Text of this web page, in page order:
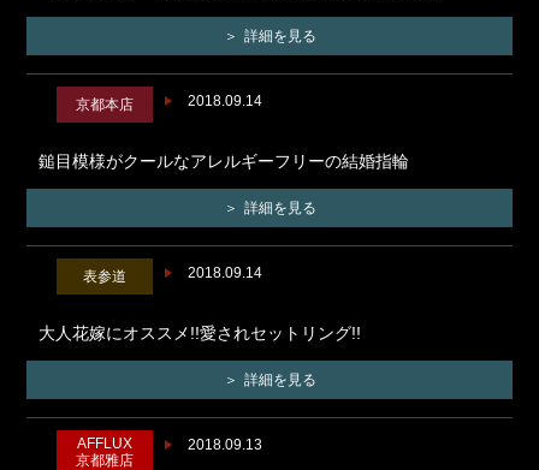
詳細を見る
2018.09.14
京都本店
鎚目模様がクールなアレルギーフリーの結婚指輪
詳細を見る
2018.09.14
表参道
大人花嫁にオススメ!!愛されセットリング!!
詳細を見る
2018.09.13
AFFLUX
京都雅店